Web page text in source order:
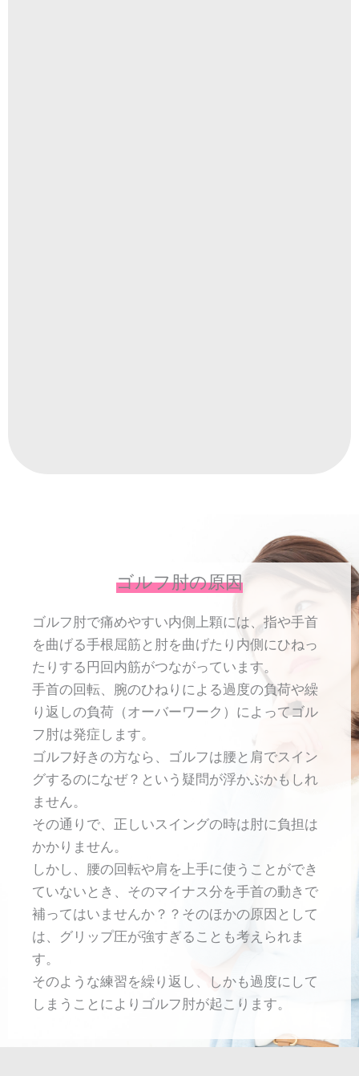
ゴルフ肘の原因
ゴルフ肘で痛めやすい内側上顆には、指や手首
を曲げる手根屈筋と肘を曲げたり内側にひねっ
たりする円回内筋がつながっています。
手首の回転、腕のひねりによる過度の負荷や繰
り返しの負荷（オーバーワーク）によってゴル
フ肘は発症します。
ゴルフ好きの方なら、ゴルフは腰と肩でスイン
グするのになぜ？という疑問が浮かぶかもしれ
ません。
その通りで、正しいスイングの時は肘に負担は
かかりません。
しかし、腰の回転や肩を上手に使うことができ
ていないとき、そのマイナス分を手首の動きで
補ってはいませんか？？そのほかの原因として
は、グリップ圧が強すぎることも考えられま
す。
そのような練習を繰り返し、しかも過度にして
しまうことによりゴルフ肘が起こります。